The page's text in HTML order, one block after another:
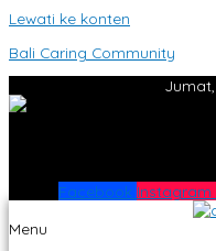
Lewati ke konten
Bali Caring Community
Facebook Instagram
Menu